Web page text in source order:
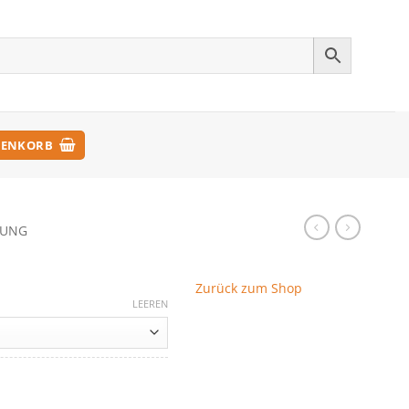
LEEREN
Zurück zum Shop